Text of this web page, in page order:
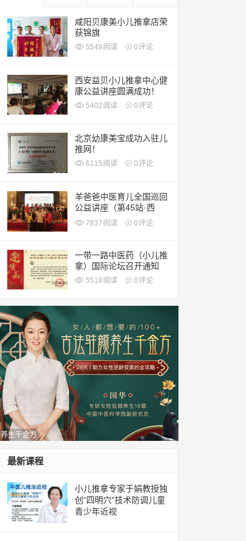
咸阳贝康美小儿推拿店荣
获锦旗
5549 阅读 0评论
西安益贝小儿推拿中心健
康公益讲座圆满成功！
5402 阅读 0评论
北京幼康美宝成功入驻儿
推网！
6115 阅读 0评论
羊爸爸中医育儿全国巡回
公益讲座（第45站·西
安）7837 阅读 0评论
一带一路中医药（小儿推
拿）国际论坛召开通知
5518 阅读 0评论
养生千金方
最新课程
小儿推拿专家于娟教授独
创“四明穴”技术防调儿童
青少年近视